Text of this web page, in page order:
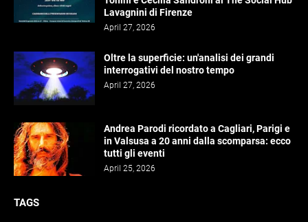
Lavagnini di Firenze
April 27, 2026
Oltre la superficie: un'analisi dei grandi
interrogativi del nostro tempo
April 27, 2026
Andrea Parodi ricordato a Cagliari, Parigi e
in Valsusa a 20 anni dalla scomparsa: ecco
tutti gli eventi
April 25, 2026
TAGS